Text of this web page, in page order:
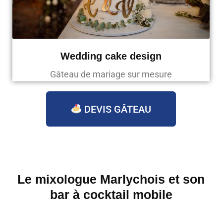
Wedding cake design
Gâteau de mariage sur mesure
DEVIS GÂTEAU
Le mixologue Marlychois et son
bar à cocktail mobile